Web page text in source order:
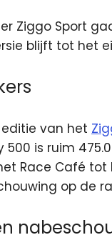
Ziggo Sport
blijft tot het
van het
500 is ruim
Race Café
op de